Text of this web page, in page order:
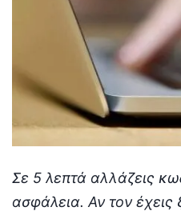
Σε 5 λεπτά αλλάζεις
ασφάλεια. Αν τον έχεις